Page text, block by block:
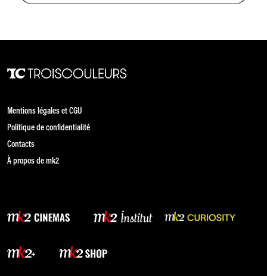
Mentions légales et CGU
Politique de confidentialité
Contacts
À propos de mk2